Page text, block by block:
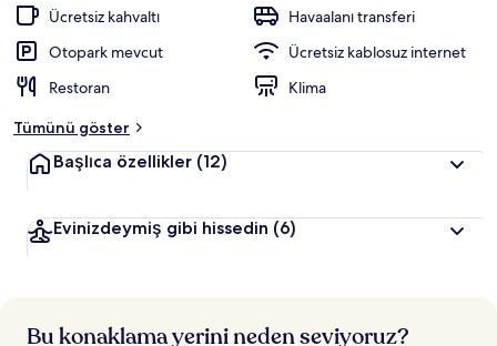
r
e
k
Ücretsiz kahvaltı
Havaalanı transferi
Otopark mevcut
Ücretsiz kablosuz internet
Restoran
Klima
Tümünü göster
Başlıca özellikler (12)
Evinizdeymiş gibi hissedin (6)
Bu konaklama yerini neden seviyoruz?